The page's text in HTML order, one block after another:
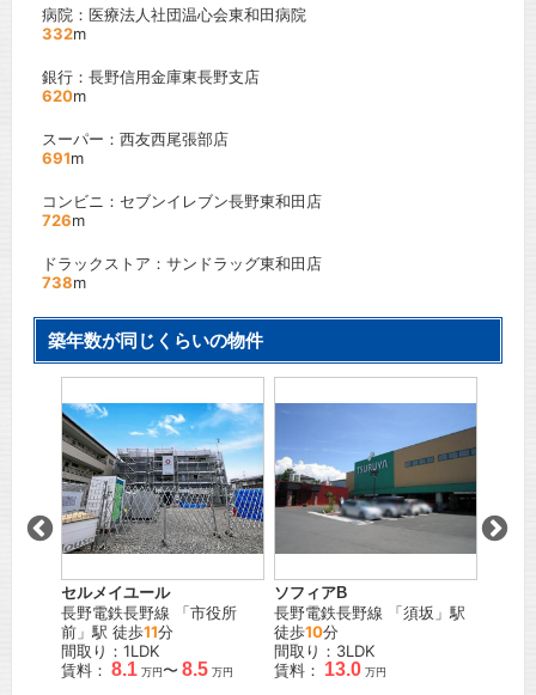
病院：医療法人社団温心会東和田病院
332m
銀行：長野信用金庫東長野支店
620m
スーパー：西友西尾張部店
691m
コンビニ：セブンイレブン長野東和田店
726m
ドラックストア：サンドラッグ東和田店
738m
築年数が同じくらいの物件
セルメイユール
長野電鉄長野線 「市役所
前 」駅 徒歩11分
間取り：1LDK
賃料： 8.1 万円〜 8.5 万円
ソフィアB
長野電鉄長野線 「須坂 」駅
徒歩10分
間取り：3LDK
賃料： 13.0 万円